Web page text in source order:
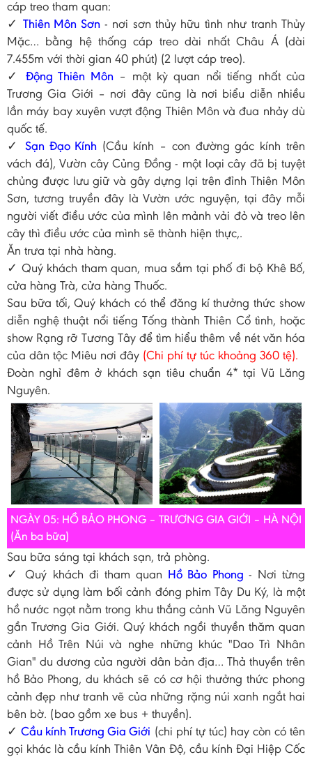
cáp treo tham quan:
✓ Thiên Môn Sơn- nơi sơn thủy hữu tình như tranh Thủy
Mặc… bằng hệ thống cáp treo dài nhất Châu Á (dài
7.455m với thời gian 40 phút) (2 lượt cáp treo).
✓ Động Thiên Môn– một kỳ quan nổi tiếng nhất của
Trương Gia Giới – nơi đây cũng là nơi biểu diễn nhiều
lần máy bay xuyên vượt động Thiên Môn và đua nhảy dù
quốc tế.
✓ Sạn Đạo Kính (Cầu kính – con đường gác kính trên
vách đá), Vườn cây Củng Đồng - một loại cây đã bị tuyệt
chủng được lưu giữ và gây dựng lại trên đỉnh Thiên Môn
Sơn, tương truyền đây là Vườn ước nguyện, tại đây mỗi
người viết điều ước của mình lên mảnh vải đỏ và treo lên
cây thì điều ước của mình sẽ thành hiện thực,.
Ăn trưa tại nhà hàng.
✓ Quý khách tham quan, mua sắm tại phố đi bộ Khê Bố,
cửa hàng Trà, cửa hàng Thuốc.
Sau bữa tối, Quý khách có thể đăng kí thưởng thức show
diễn nghệ thuật nổi tiếng Tống thành Thiên Cổ tình, hoặc
show Rạng rỡ Tương Tây để tìm hiểu thêm về nét văn hóa
của dân tộc Miêu nơi đây (Chi phí tự túc khoảng 360 tệ).
Đoàn nghỉ đêm ở khách sạn tiêu chuẩn 4* tại Vũ Lăng
Nguyên.
NGÀY 05: HỒ BẢO PHONG – TRƯƠNG GIA GIỚI – HÀ NỘI
(Ăn ba bữa)
Sau bữa sáng tại khách sạn, trả phòng.
✓ Quý khách đi tham quan Hồ Bảo Phong - Nơi từng
được sử dụng làm bối cảnh đóng phim Tây Du Ký, là một
hồ nước ngọt nằm trong khu thắng cảnh Vũ Lăng Nguyên
gần Trương Gia Giới. Quý khách ngồi thuyền thăm quan
cảnh Hồ Trên Núi và nghe những khúc "Dao Trì Nhân
Gian" du dương của người dân bản địa… Thả thuyền trên
hồ Bảo Phong, du khách sẽ có cơ hội thưởng thức phong
cảnh đẹp như tranh vẽ của những rặng núi xanh ngắt hai
bên bờ. (bao gồm xe bus + thuyền).
✓Cầu kính Trương Gia Giới (chi phí tự túc) hay còn có tên
gọi khác là cầu kính Thiên Vân Độ, cầu kính Đại Hiệp Cốc